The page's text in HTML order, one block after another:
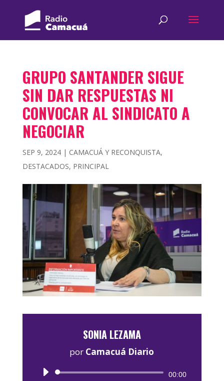
GRUPO SANTANDER SIGUE
SIN DAR RESPUESTAS NI
CONVOCAR AL SINDICATO A
NEGOCIAR
SEP 9, 2024| CAMACUÁ Y RECONQUISTA,
DESTACADOS, PRINCIPAL
SONIA LEZAMA
por Camacuá Diario
Reproductor
00:00